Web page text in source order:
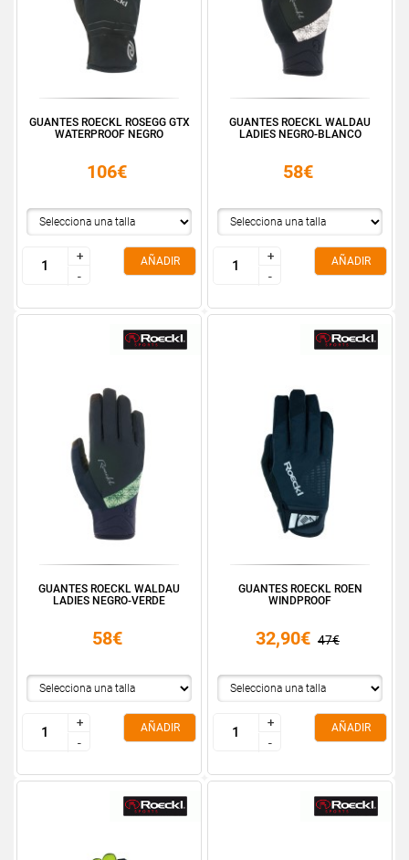
GUANTES ROECKL ROSEGG GTX
WATERPROOF NEGRO
106€
+
-
+
-
AÑADIR
GUANTES ROECKL WALDAU
LADIES NEGRO-BLANCO
58€
+
-
+
-
AÑADIR
GUANTES ROECKL WALDAU
LADIES NEGRO-VERDE
58€
+
-
+
-
AÑADIR
GUANTES ROECKL ROEN
WINDPROOF
32,90€ 47€
+
-
+
-
AÑADIR